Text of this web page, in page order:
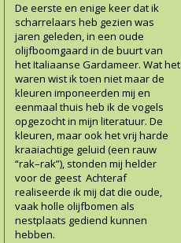
De eerste en enige keer dat ik
scharrelaars heb gezien was
jaren geleden, in een oude
olijfboomgaard in de buurt van
het Italiaanse Gardameer. Wat het
waren wist ik toen niet maar de
kleuren imponeerden mij en
eenmaal thuis heb ik de vogels
opgezocht in mijn literatuur. De
kleuren, maar ook het vrij harde
kraaiachtige geluid (een rauw
“rak–rak”), stonden mij helder
voor de geest Achteraf
realiseerde ik mij dat die oude,
vaak holle olijfbomen als
nestplaats gediend kunnen
hebben.